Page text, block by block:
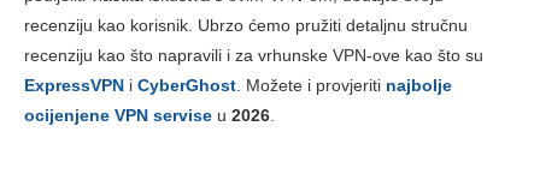
Instalacija i aplikacije 8.0
Pouzdanost i podrška 7.8
recenziju kao korisnik. Ubrzo ćemo pružiti detaljnu stručnu
recenziju kao što napravili i za vrhunske VPN-ove kao što su
ExpressVPN i CyberGhost. Možete i provjeriti najbolje
ocijenjene VPN servise u 2026.